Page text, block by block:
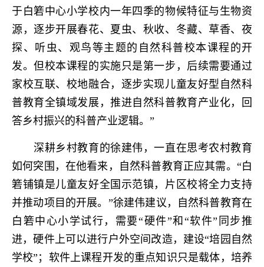
于白箬中心小学校内一年四季的物候特征与生物资
源，逐步开展春花、夏虫、秋收、冬藏、草香、夜
探、听虫、观鸟等主题的自然科普校本课程的开
发。但校本课程的实施只是第一步，后续需要通过
家校互联、校地融合，逐步实现儿童友好型自然科
普教育全镇域发展，推进自然科普教育产业化，回
答乡村振兴的科普产业逻辑。”
深耕乡村教育的徐建伟，一直在思考农村教育
如何突围，在他看来，自然科普教育正应其需。“白
箬铺镇是儿童友好全国示范镇，片区校将全力支持
并推动项目的开展。”徐建伟建议，自然科普教育在
白箬中心小学试行，需要“硬件”和“软件”同步推
进，硬件上可以进行户外空间改造，建设“培园自然
学校”；软件上课程开发的重点知识只是载体，培养